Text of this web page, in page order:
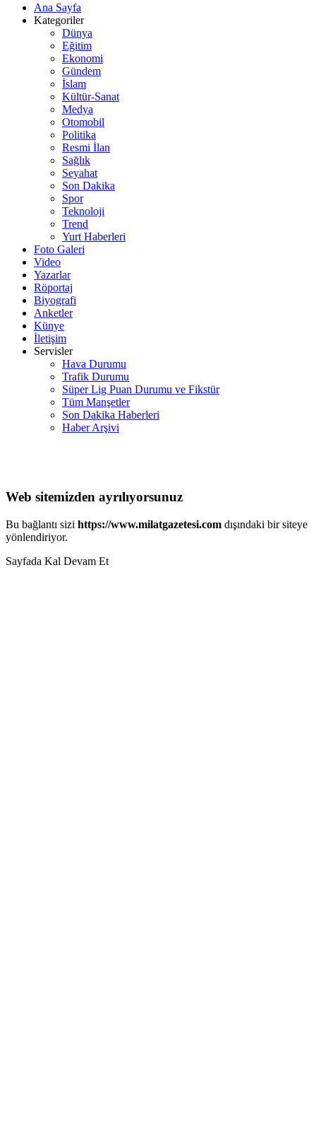
Ana Sayfa
Kategoriler
Dünya
Eğitim
Ekonomi
Gündem
İslam
Kültür-Sanat
Medya
Otomobil
Politika
Resmi İlan
Sağlık
Seyahat
Son Dakika
Spor
Teknoloji
Trend
Yurt Haberleri
Foto Galeri
Video
Yazarlar
Röportaj
Biyografi
Anketler
Künye
İletişim
Servisler
Hava Durumu
Trafik Durumu
Süper Lig Puan Durumu ve Fikstür
Tüm Manşetler
Son Dakika Haberleri
Haber Arşivi
Web sitemizden ayrılıyorsunuz
Bu bağlantı sizi https://www.milatgazetesi.com dışındaki bir siteye
yönlendiriyor.
Sayfada Kal Devam Et